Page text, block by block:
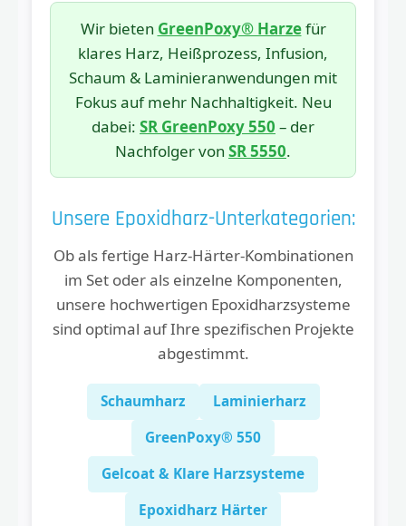
Wir bieten GreenPoxy® Harzefür
klares Harz, Heißprozess, Infusion,
Schaum & Laminieranwendungen mit
Fokus auf mehr Nachhaltigkeit. Neu
dabei: SR GreenPoxy 550 – der
Nachfolger von SR 5550.
Unsere Epoxidharz-Unterkategorien:
Ob als fertige Harz-Härter-Kombinationen
im Set oder als einzelne Komponenten,
unsere hochwertigen Epoxidharzsysteme
sind optimal auf Ihre spezifischen Projekte
abgestimmt.
Schaumharz
Laminierharz
GreenPoxy® 550
Gelcoat & Klare Harzsysteme
Epoxidharz Härter